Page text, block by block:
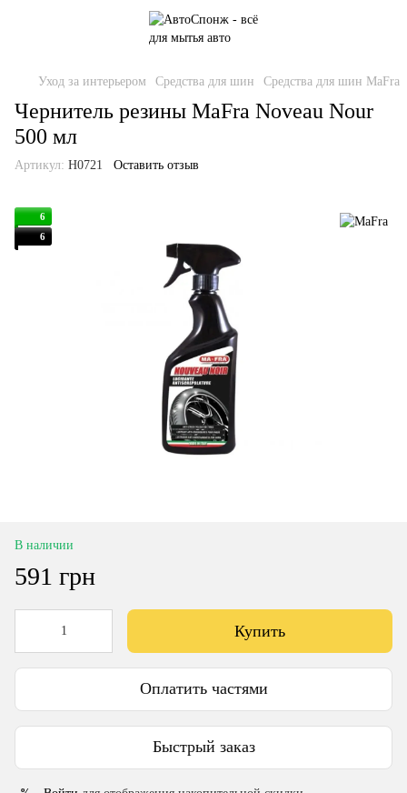
Уход за интерьером Средства для шин Средства для шин MaFra
Чернитель резины MaFra Noveau Nour
500 мл
Артикул: H0721 Оставить отзыв
6
6
В наличии
591 грн
Купить
Оплатить частями
Быстрый заказ